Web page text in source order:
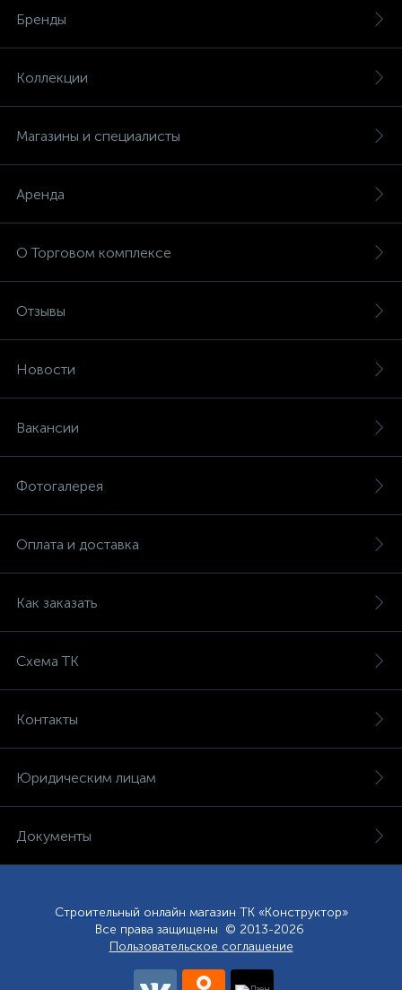
Бренды
Коллекции
Магазины и специалисты
Аренда
О Торговом комплексе
Отзывы
Новости
Вакансии
Фотогалерея
Оплата и доставка
Как заказать
Схема ТК
Контакты
Юридическим лицам
Документы
Строительный онлайн магазин ТК «Конструктор»
Все права защищены © 2013-2026
Пользовательское соглашение